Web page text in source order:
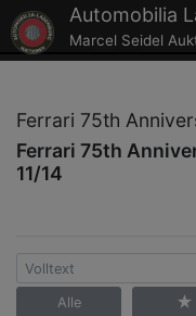
Automobilia
Marcel Seidel
Ferrari 75th
Ferrari 75th
11/14
Alle